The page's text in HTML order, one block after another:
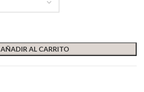
AÑADIR AL CARRITO